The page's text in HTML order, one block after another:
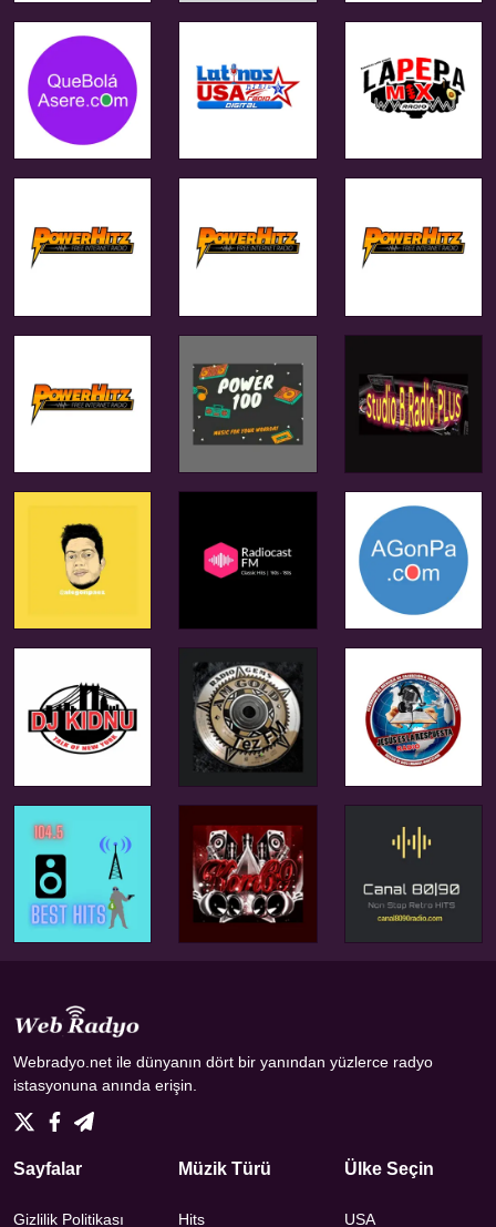
Webradyo.net ile dünyanın dört bir yanından yüzlerce radyo
istasyonuna anında erişin.
Sayfalar
Gizlilik Politikası
Müzik Türü
Hits
Ülke Seçin
USA